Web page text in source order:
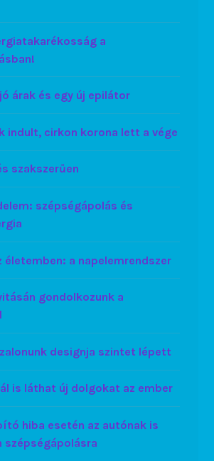
a
árak és egy új epilátor
indult, cirkon korona lett a vége
szakszerűen
szépségápolás és
életemben: a napelemrendszer
gondolkozunk a
designja szintet lépett
is láthat új dolgokat az ember
hiba esetén az autónak is
szépségápolásra